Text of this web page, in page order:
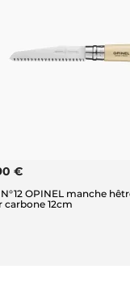
€
N°12 OPINEL manche
carbone 12cm